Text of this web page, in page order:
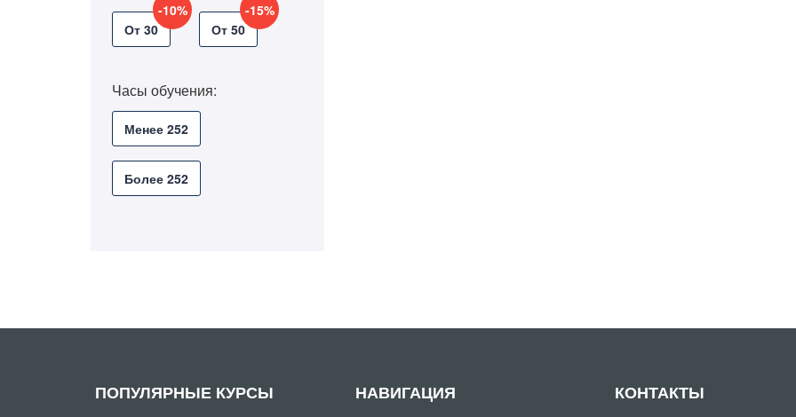
От 30
-10%
От 50
-15%
Часы обучения:
Менее 252
Более 252
ПОПУЛЯРНЫЕ КУРСЫ НАВИГАЦИЯ КОНТАКТЫ